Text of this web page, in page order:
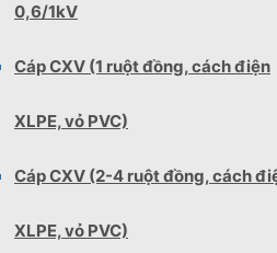
0,6/1kV
Cáp CXV (1 ruột đồng, cách điện
XLPE, vỏ PVC)
Cáp CXV (2-4 ruột đồng, cách
XLPE, vỏ PVC)